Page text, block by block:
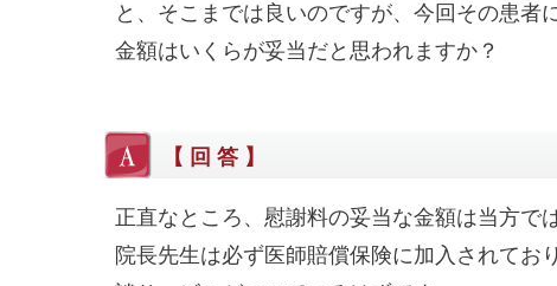
と、そこまでは良いのですが、今回その患者
金額はいくらが妥当だと思われますか？
【回答】
正直なところ、慰謝料の妥当な金額は当方で
院長先生は必ず医師賠償保険に加入されてお